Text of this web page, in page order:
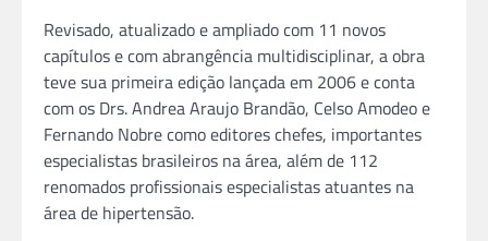
Revisado, atualizado e ampliado com 11 novos
capítulos e com abrangência multidisciplinar, a obra
teve sua primeira edição lançada em 2006 e conta
com os Drs. Andrea Araujo Brandão, Celso Amodeo e
Fernando Nobre como editores chefes, importantes
especialistas brasileiros na área, além de 112
renomados profissionais especialistas atuantes na
área de hipertensão.